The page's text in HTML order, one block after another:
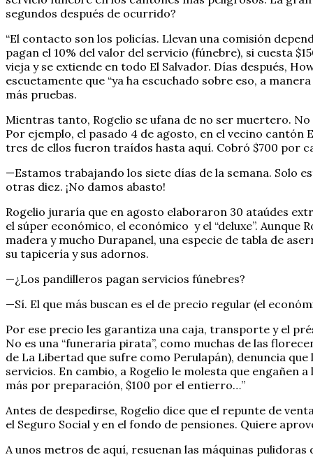
segundos después de ocurrido?
“El contacto son los policías. Llevan una comisión
pagan el 10% del valor del servicio (fúnebre), si cuesta
vieja y se extiende en todo El Salvador. Días después,
escuetamente que “ya ha escuchado sobre eso, a
más pruebas.
Mientras tanto, Rogelio se ufana de no ser muertero.
Por ejemplo, el pasado 4 de agosto, en el vecino
tres de ellos fueron traídos hasta aquí. Cobró $700 por
—Estamos trabajando los siete días de la semana. Solo
otras diez. ¡No damos abasto!
Rogelio juraría que en agosto elaboraron 30 ataúdes
el súper económico, el económico y el “deluxe”.
madera y mucho Durapanel, una especie de tabla de
su tapicería y sus adornos.
—¿Los pandilleros pagan servicios fúnebres?
—Sí. El que más buscan es el de precio regular (el
Por ese precio les garantiza una caja, transporte y el
No es una “funeraria pirata”, como muchas de las
de La Libertad que sufre como Perulapán), denuncia
servicios. En cambio, a Rogelio le molesta que engañen
más por preparación, $100 por el entierro…”
Antes de despedirse, Rogelio dice que el repunte de
el Seguro Social y en el fondo de pensiones. Quiere
A unos metros de aquí, resuenan las máquinas